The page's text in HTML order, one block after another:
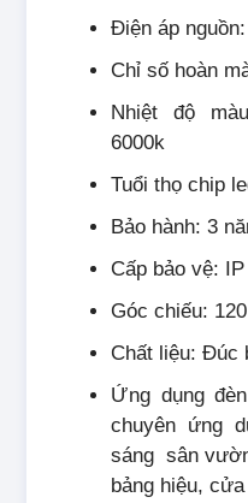
Điện áp
Chỉ số hoàn
Nhiệt độ
6000k
Tuổi thọ chip
Bảo hành: 3
Cấp bảo vệ:
Góc chiếu:
Chất liệu: Đúc
Ứng dụng
chuyên ứng
sáng sân
bảng hiệu,